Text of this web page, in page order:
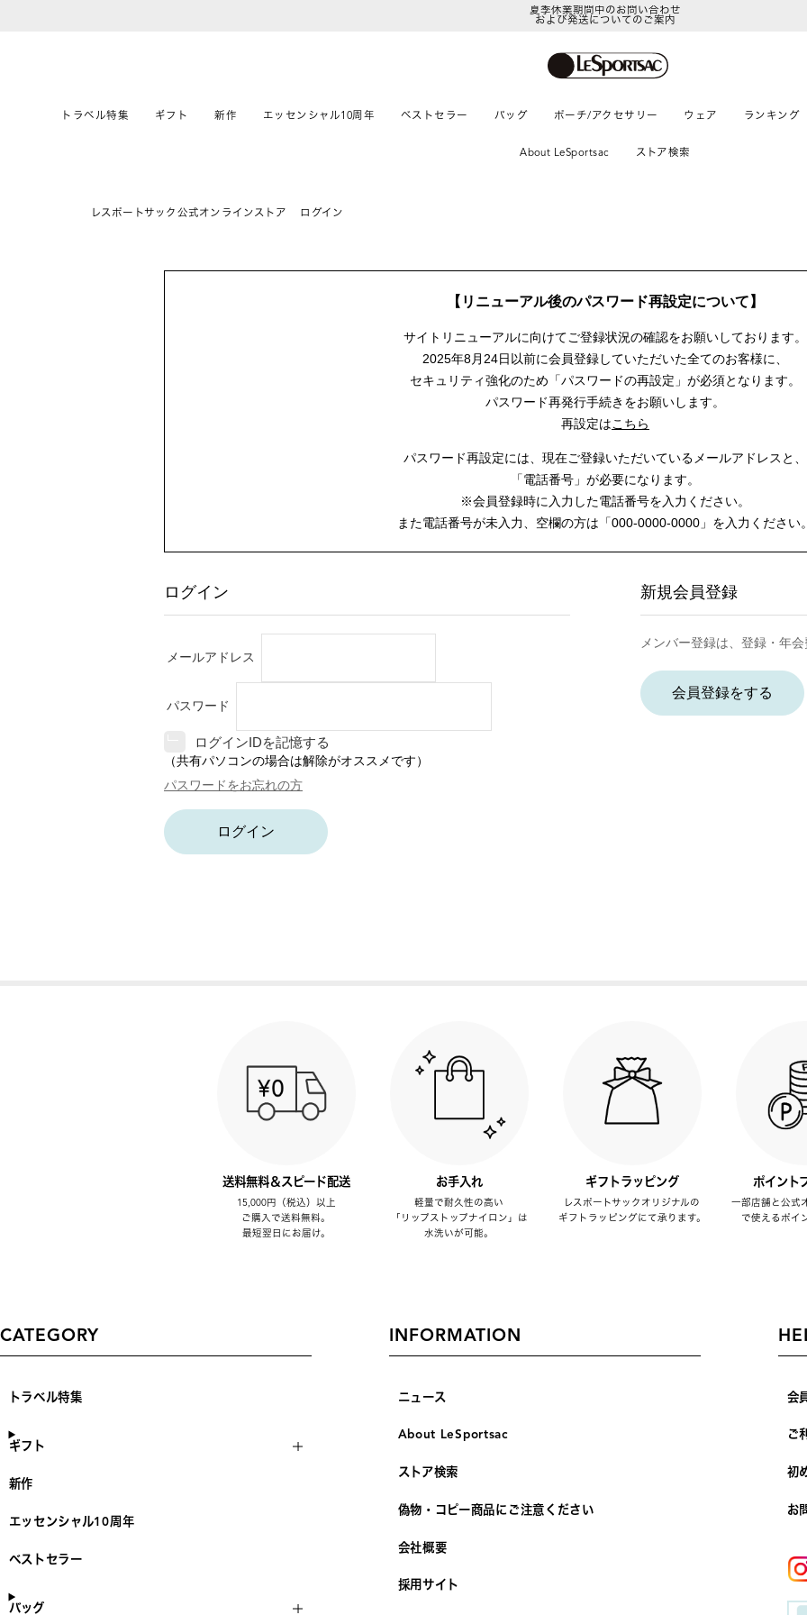
夏季休業期間中のお問い合わせ
および発送についてのご案内
トラベル特集 ギフト 新作 エッセンシャル10周年 ベストセラー バッグ ポーチ/アクセサリー ウェア ランキング
About LeSportsac ストア検索
レスポートサック公式オンラインストア ログイン
【リニューアル後のパスワード再設定について】
サイトリニューアルに向けてご登録状況の確認をお願いしております。
2025年8月24日以前に会員登録していただいた全てのお客様に、
セキュリティ強化のため「パスワードの再設定」が必須となります。
パスワード再発行手続きをお願いします。
再設定はこちら
パスワード再設定には、 現在ご登録いただいているメールアドレスと、
「電話番号」が必要になります。
※会員登録時に入力した電話番号を入力ください。
また電話番号が未入力、空欄の方は 「000-0000-0000」を入力ください。
ログイン
メールアドレス
パスワード
ログインIDを記憶する
（共有パソコンの場合は解除がオススメです）
パスワードをお忘れの方
ログイン
新規会員登録
メンバー登録は、登録・年会
会員登録をする
送料無料＆スピード配送
15,000円（税込）以上
ご購入で送料無料。
最短翌日にお届け。
お手入れ
軽量で耐久性の高い
「リップストップナイロン」は
水洗いが可能。
ギフトラッピング
レスポートサックオリジナルの
ギフトラッピングにて承ります。
ポイント
一部店舗と公式
で使えるポイ
CATEGORY
トラベル特集
ギフト
新作
エッセンシャル10周年
ベストセラー
バッグ
INFORMATION
ニュース
About LeSportsac
ストア検索
偽物・コピー商品にご注意ください
会社概要
採用サイト
会
ご
初
お